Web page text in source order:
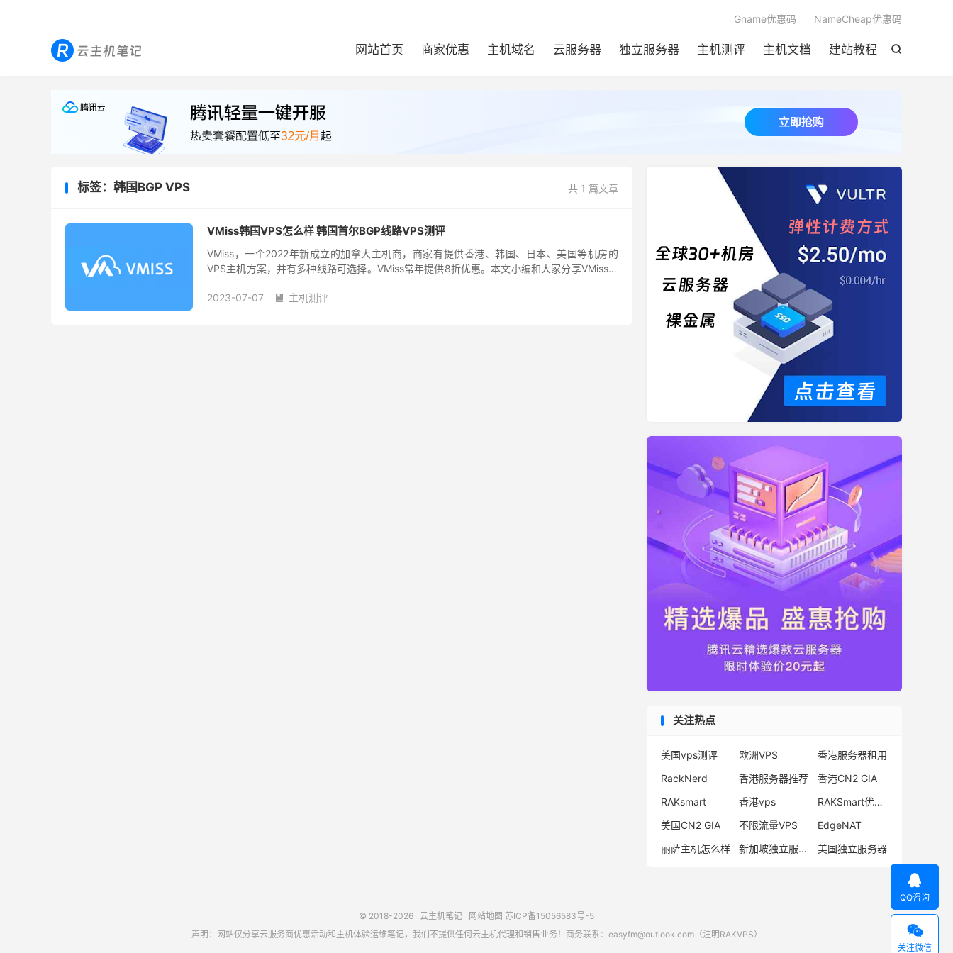

网站首页 商家优惠 主机域名 云服务器 独立服务器 主机测评 主机文档 建站教程
Gname优惠码 NameCheap优惠码
共 1 篇文章
标签：韩国BGP VPS
VMiss韩国VPS怎么样 韩国首尔BGP线路VPS测评
VMiss，一个2022年新成立的加拿大主机商，商家有提供香港、韩国、日本、美国等机房的
VPS主机方案，并有多种线路可选择。VMiss常年提供8折优惠。本文小编和大家分享VMiss的
2023-07-07
 主机测评
关注热点
美国vps测评 欧洲VPS
香港服务器租用
RackNerd
香港服务器推荐
香港CN2 GIA
RAKsmart
香港vps
RAKSmart优惠码
美国CN2 GIA
不限流量VPS
EdgeNAT
丽萨主机怎么样
新加坡独立服务器 美国独立服务器
© 2018-2026 云主机笔记 网站地图 苏ICP备15056583号-5
声明：网站仅分享云服务商优惠活动和主机体验运维笔记，我们不提供任何云主机代理和销售业务！商务联系：easyfm@outlook.com（注明RAKVPS）

QQ咨询

关注微信